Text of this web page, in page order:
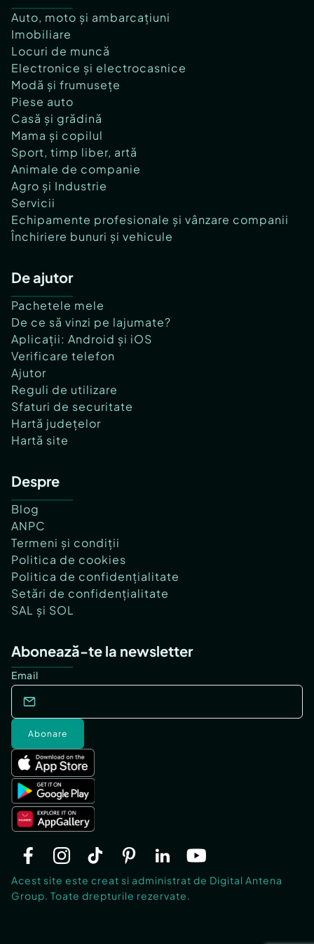
Auto, moto și ambarcațiuni
Imobiliare
Locuri de muncă
Electronice și electrocasnice
Modă și frumusețe
Piese auto
Casă și grădină
Mama și copilul
Sport, timp liber, artă
Animale de companie
Agro și Industrie
Servicii
Echipamente profesionale și vânzare companii
Închiriere bunuri și vehicule
De ajutor
Pachetele mele
De ce să vinzi pe lajumate?
Aplicații: Android și iOS
Verificare telefon
Ajutor
Reguli de utilizare
Sfaturi de securitate
Hartă județelor
Hartă site
Despre
Blog
ANPC
Termeni și condiții
Politica de cookies
Politica de confidențialitate
Setări de confidențialitate
SAL și SOL
Abonează-te la newsletter
Email
Abonare
Acest site este creat si administrat de Digital Antena
Group. Toate drepturile rezervate.